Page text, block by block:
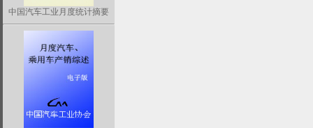
中国汽车工业月度统计摘要